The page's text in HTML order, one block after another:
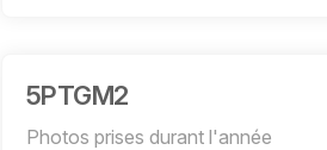
5PTGM2
Photos prises durant l'année